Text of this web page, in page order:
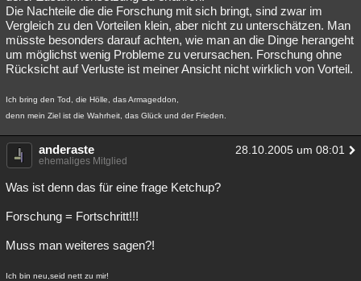
Die Nachteile die die Forschung mit sich bringt, sind zwar im
Vergleich zu den Vorteilen klein, aber nicht zu unterschätzen. Man
müsste besonders darauf achten, wie man an die Dinge herangeht
um möglichst wenig Probleme zu verursachen. Forschung ohne
Rücksicht auf Verluste ist meiner Ansicht nicht wirklich von Vorteil.
Ich bring den Tod, die Hölle, das Armageddon,
denn mein Ziel ist die Wahrheit, das Glück und der Frieden.
anderaste 28.10.2005 um 08:01
ehemaliges Mitglied
Was ist denn das für eine frage Ketchup?
Forschung = Fortschritt!!!
Muss man weiteres sagen?!
Ich bin neu,seid nett zu mir!